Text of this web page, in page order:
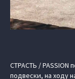
СТРАСТЬ / PASSION
подвески, на ходу